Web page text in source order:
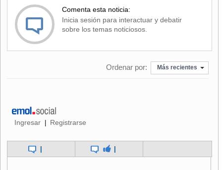
Comenta esta noticia:
Inicia sesión para interactuar y debatir
sobre los temas noticiosos.
Ordenar por: Más recientes
Ingresar | Registrarse
| |